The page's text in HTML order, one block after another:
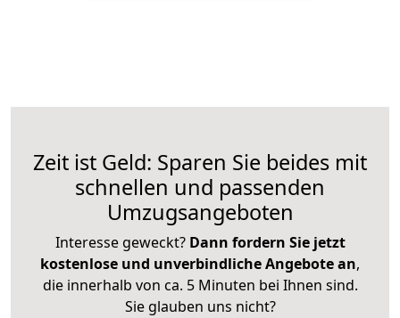
Zeit ist Geld: Sparen Sie beides mit
schnellen und passenden
Umzugsangeboten
Interesse geweckt? Dann fordern Sie jetzt
kostenlose und unverbindliche Angebote an,
die innerhalb von ca. 5 Minuten bei Ihnen sind.
Sie glauben uns nicht?